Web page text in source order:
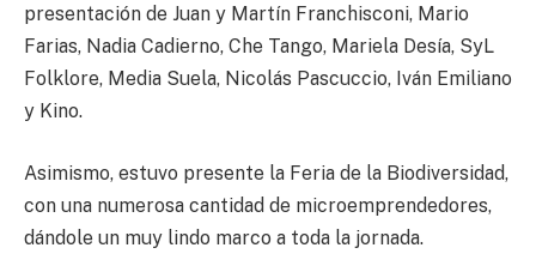
presentación de Juan y Martín Franchisconi, Mario
Farias, Nadia Cadierno, Che Tango, Mariela Desía, SyL
Folklore, Media Suela, Nicolás Pascuccio, Iván Emiliano
y Kino.
Asimismo, estuvo presente la Feria de la Biodiversidad,
con una numerosa cantidad de microemprendedores,
dándole un muy lindo marco a toda la jornada.